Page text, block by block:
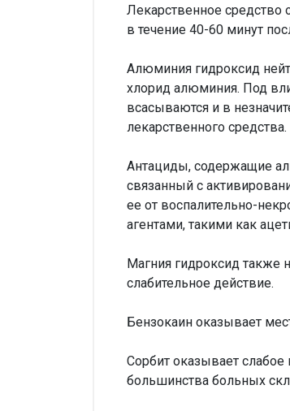
Лекарственное средство
в течение 40-60 минут
Алюминия гидроксид
хлорид алюминия. Под
всасываются и в
лекарственного
Антациды, содержащие
связанный с
ее от воспалительно-
агентами, такими как
Магния гидроксид также
слабительное действие.
Бензокаин оказывает
Сорбит оказывает
большинства больных